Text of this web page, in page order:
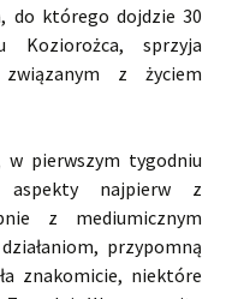
do którego dojdzie 30
sprzyja
z życiem
w pierwszym tygodniu
aspekty najpierw z
z mediumicznym
przypomną
znakomicie, niektóre